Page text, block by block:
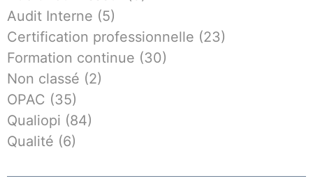
Audit Interne (5)
Certification professionnelle (23)
Formation continue (30)
Non classé (2)
OPAC (35)
Qualiopi (84)
Qualité (6)